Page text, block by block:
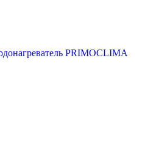
PRIMOCLIMA